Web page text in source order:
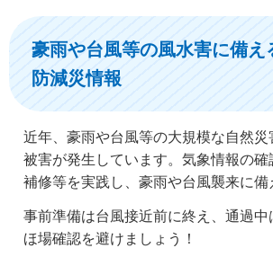
豪雨や台風等の風水害に備え
防減災情報
近年、豪雨や台風等の大規模な自然災
被害が発生しています。気象情報の確
補修等を実践し、豪雨や台風襲来に備
事前準備は台風接近前に終え、通過
ほ場確認を避けましょう！